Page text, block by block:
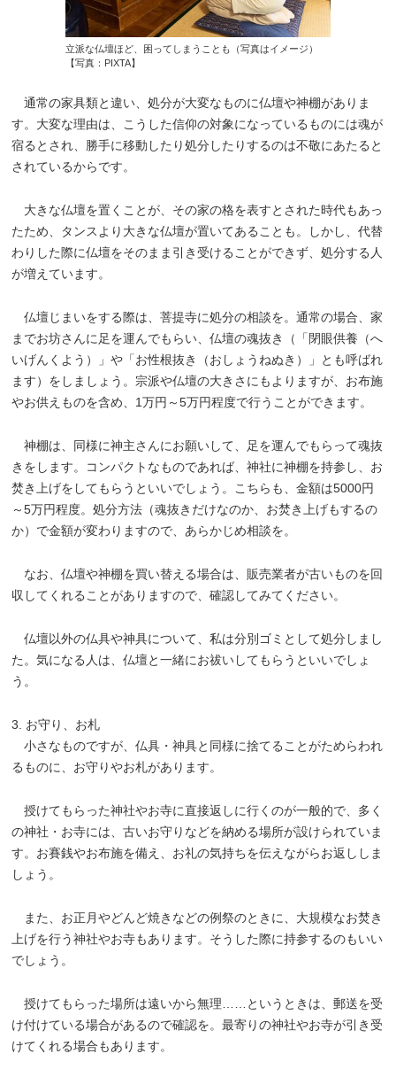
立派な仏壇ほど、困ってしまうことも（写真はイメージ）
【写真：PIXTA】
通常の家具類と違い、処分が大変なものに仏壇や神棚がありま
す。大変な理由は、こうした信仰の対象になっているものには魂が
宿るとされ、勝手に移動したり処分したりするのは不敬にあたると
されているからです。
大きな仏壇を置くことが、その家の格を表すとされた時代もあっ
たため、タンスより大きな仏壇が置いてあることも。しかし、代替
わりした際に仏壇をそのまま引き受けることができず、処分する人
が増えています。
仏壇じまいをする際は、菩提寺に処分の相談を。通常の場合、家
までお坊さんに足を運んでもらい、仏壇の魂抜き（「閉眼供養（へ
いげんくよう）」や「お性根抜き（おしょうねぬき）」とも呼ばれ
ます）をしましょう。宗派や仏壇の大きさにもよりますが、お布施
やお供えものを含め、1万円～5万円程度で行うことができます。
神棚は、同様に神主さんにお願いして、足を運んでもらって魂抜
きをします。コンパクトなものであれば、神社に神棚を持参し、お
焚き上げをしてもらうといいでしょう。こちらも、金額は5000円
～5万円程度。処分方法（魂抜きだけなのか、お焚き上げもするの
か）で金額が変わりますので、あらかじめ相談を。
なお、仏壇や神棚を買い替える場合は、販売業者が古いものを回
収してくれることがありますので、確認してみてください。
仏壇以外の仏具や神具について、私は分別ゴミとして処分しまし
た。気になる人は、仏壇と一緒にお祓いしてもらうといいでしょ
う。
3. お守り、お札
小さなものですが、仏具・神具と同様に捨てることがためらわれ
るものに、お守りやお札があります。
授けてもらった神社やお寺に直接返しに行くのが一般的で、多く
の神社・お寺には、古いお守りなどを納める場所が設けられていま
す。お賽銭やお布施を備え、お礼の気持ちを伝えながらお返ししま
しょう。
また、お正月やどんど焼きなどの例祭のときに、大規模なお焚き
上げを行う神社やお寺もあります。そうした際に持参するのもいい
でしょう。
授けてもらった場所は遠いから無理……というときは、郵送を受
け付けている場合があるので確認を。最寄りの神社やお寺が引き受
けてくれる場合もあります。